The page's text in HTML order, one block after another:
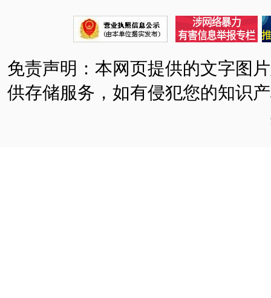
免责声明：本网页提供的文字图
供存储服务，如有侵犯您的知识